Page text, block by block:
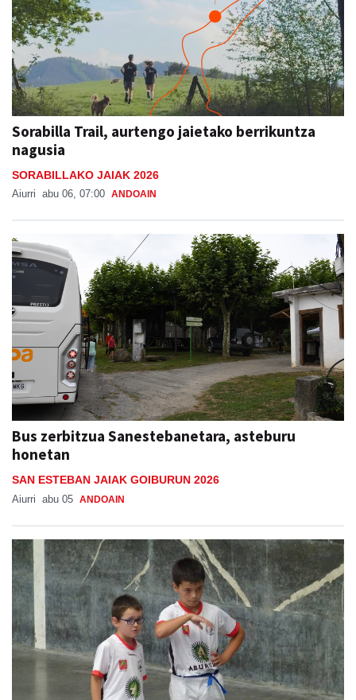
Sorabilla Trail, aurtengo jaietako berrikuntza
nagusia
SORABILLAKO JAIAK 2026
Aiurri
Bus zerbitzua Sanestebanetara, asteburu
honetan
SAN ESTEBAN JAIAK GOIBURUN 2026